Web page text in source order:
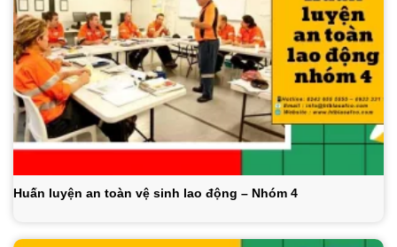
Huấn luyện an toàn vệ sinh lao động – Nhóm 4